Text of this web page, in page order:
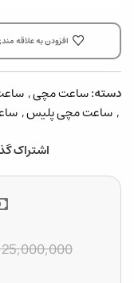
افزودن به علاقه
دسته:ساعت مچی,
, ساعت مچی پلیس,
اشتراک
25,000,000